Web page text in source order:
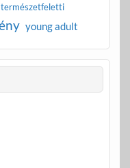
természetfeletti
young adult